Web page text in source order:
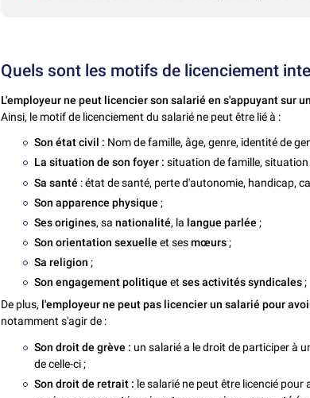
Quels sont les motifs de licenciement
L'employeur ne peut licencier son salarié en s'appuyant sur
Ainsi, le motif de licenciement du salarié ne peut être lié à :
Son état civil : Nom de famille, âge, genre, identité de
La situation de son foyer : situation de famille, situation
Sa santé : état de santé, perte d'autonomie, handicap,
Son apparence physique ;
Ses origines, sanationalité, la langue parlée ;
Son orientation sexuelle et sesmœurs;
Sa religion ;
Son engagement politique etses activités syndicales;
De plus, l'employeur ne peut pas licencier un salarié pour
notamment s'agir de :
Son droit de grève : un salarié a le droit de participer à
de celle-ci ;
Son droit de retrait : le salarié ne peut être licencié pour